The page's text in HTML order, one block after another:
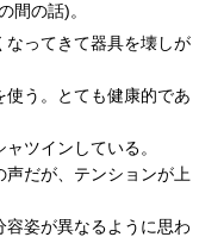
間の話)。
ってきて器具を壊しが
使う。とても健康的であ
ツインしている。
だが、テンションが上
姿が異なるように思わ